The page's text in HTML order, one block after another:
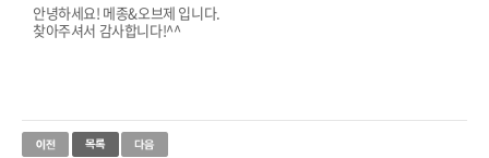
안녕하세요! 메종&오브제 입니다.
찾아주셔서 감사합니다!^^